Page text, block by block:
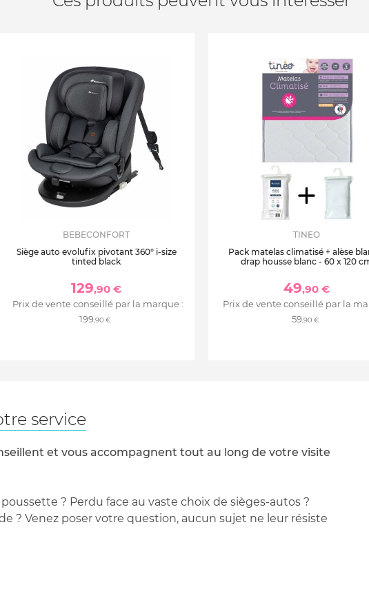
BEBECONFORT
Siège auto evolufix pivotant 360° i-size
tinted black
129,90 €
Prix de vente conseillé par la marque :
199,90 €
TINEO
Pack matelas climatisé + alèse
drap housse blanc - 60 x 120
49,90 €
Prix de vente conseillé par la
59,90 €
service
et vous accompagnent tout au long de votre visite
? Perdu face au vaste choix de sièges-autos ?
? Venez poser votre question, aucun sujet ne leur résiste